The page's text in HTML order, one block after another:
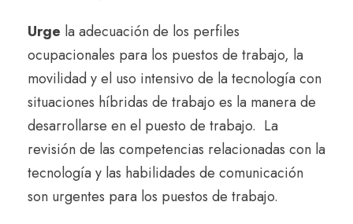
Urge la adecuación de los perfiles
ocupacionales para los puestos de trabajo, la
movilidad y el uso intensivo de la tecnología con
situaciones híbridas de trabajo es la manera de
desarrollarse en el puesto de trabajo. La
revisión de las competencias relacionadas con la
tecnología y las habilidades de comunicación
son urgentes para los puestos de trabajo.